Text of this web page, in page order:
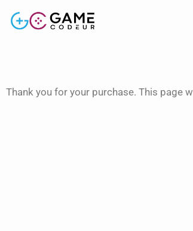
Thank you for your purchase. This page